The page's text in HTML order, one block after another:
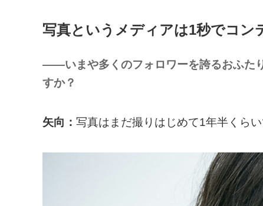
写真というメディアは1秒でコン
——いまや多くのフォロワーを誇るおふた
すか？
矢向： 写真はまだ撮りはじめて1年半くらい